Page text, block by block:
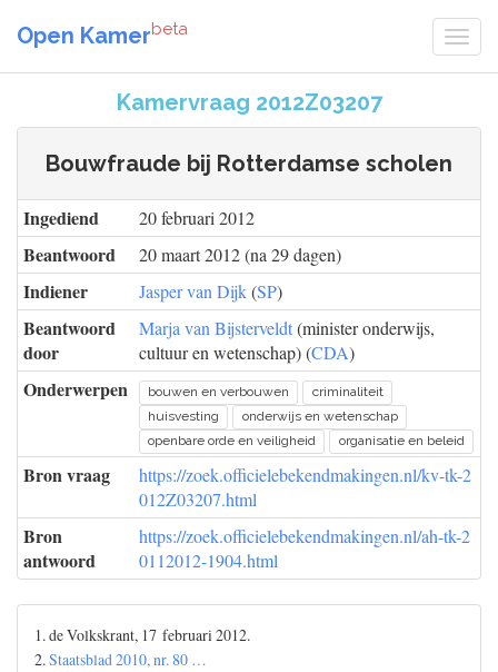
Open Kamerbeta
Kamervraag 2012Z03207
Bouwfraude bij Rotterdamse scholen
Ingediend 20 februari 2012
Beantwoord 20 maart 2012 (na 29 dagen)
Indiener Jasper van Dijk(SP)
Beantwoord
door
Marja van Bijsterveldt(minister onderwijs,
cultuur en wetenschap) (CDA)
Onderwerpen bouwen en verbouwen
criminaliteit
huisvesting
onderwijs en wetenschap
openbare orde en veiligheid
organisatie en beleid
Bron vraag
https://zoek.officielebekendmakingen.nl/kv-tk-2
012Z03207.html
Bron
antwoord
https://zoek.officielebekendmakingen.nl/ah-tk-2
0112012-1904.html
1. de Volkskrant, 17 februari 2012.
2.Staatsblad 2010, nr. 80 …